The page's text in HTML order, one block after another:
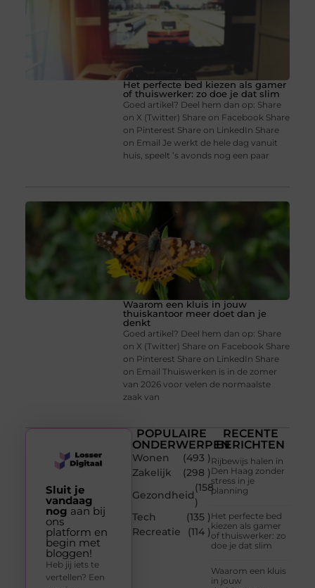
Het perfecte bed kiezen als gamer
of thuiswerker: zo doe je dat slim
Goed artikel? Deel hem dan op: Share
on X (Twitter) Share on Facebook Share
on Pinterest Share on LinkedIn Share
on Email Je werkt de hele dag vanuit
huis, speelt ’s avonds nog een paar
Waarom een kluis in jouw
thuiskantoor meer doet dan je
denkt
Goed artikel? Deel hem dan op: Share
on X (Twitter) Share on Facebook Share
on Pinterest Share on LinkedIn Share
on Email Thuiswerken is in de zomer
van 2026 voor velen de normaalste
zaak van
POPULAIRE
ONDERWERPEN
Wonen
(493 )
Zakelijk
(298 )
Gezondheid
(158
)
Tech
(135 )
Recreatie
(114 )
RECENTE
BERICHTEN
Rijbewijs halen in
Den Haag zonder
stress in je
planning
Het perfecte bed
kiezen als gamer
of thuiswerker: zo
doe je dat slim
Waarom een kluis
in jouw
Sluit je
vandaag
nog aan bij
ons
platform en
begin met
bloggen!
Heb jij iets te
vertellen? Een